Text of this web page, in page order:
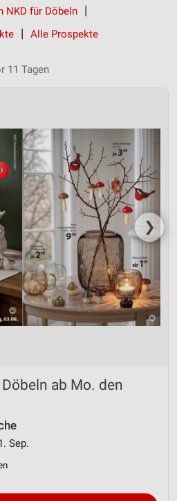
NKD für Döbeln
Alle Prospekte
11 Tagen
❯
ab Mo. den
Sep.